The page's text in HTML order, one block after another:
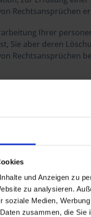
und Anzeigen zu
zu analysieren.
soziale Medien,
zusammen, die
Rechtsansprüchen
Ihrer
Sie aber deren
Rechtsansprüchen
die Sie uns
zu
jederzeit
mehr fortführen
zu beschweren.
Geschäftssitzes
Besuch unserer